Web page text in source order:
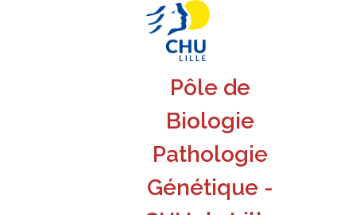
Pôle de
Biologie
Pathologie
Génétique -